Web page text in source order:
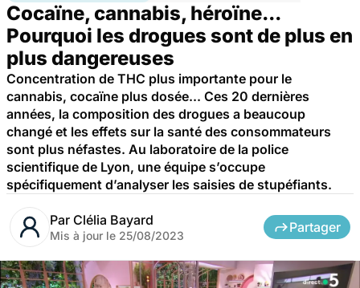
Cocaïne, cannabis, héroïne...
Pourquoi les drogues sont de plus en
plus dangereuses
Concentration de THC plus importante pour le
cannabis, cocaïne plus dosée... Ces 20 dernières
années, la composition des drogues a beaucoup
changé et les effets sur la santé des consommateurs
sont plus néfastes. Au laboratoire de la police
scientifique de Lyon, une équipe s’occupe
spécifiquement d’analyser les saisies de stupéfiants.
Par Clélia Bayard
Mis à jour le 25/08/2023
Partager